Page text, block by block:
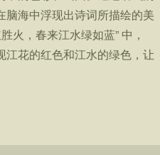
海中浮现出诗词所描绘的美
火，春来江水绿如蓝” 中，
花的红色和江水的绿色，让